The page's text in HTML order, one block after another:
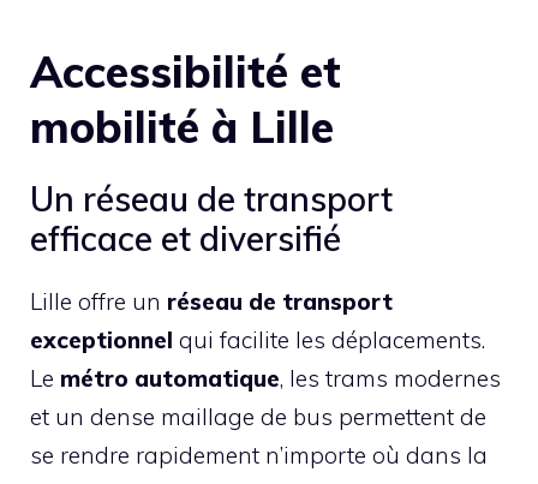
Accessibilité et
mobilité à Lille
Un réseau de transport
efficace et diversifié
Lille offre un réseau de transport
exceptionnel qui facilite les déplacements.
Le métro automatique, les trams modernes
et un dense maillage de bus permettent de
se rendre rapidement n’importe où dans la